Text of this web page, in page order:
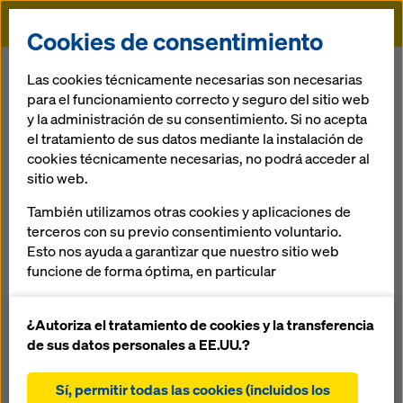
Doka
Edificio Pardo y
Aliaga
Perú
donde a Doka se le adjudicó los verticales de todo el
Cookies de consentimiento
Las cookies técnicamente necesarias son necesarias
para el funcionamiento correcto y seguro del sitio web
y la administración de su consentimiento. Si no acepta
el tratamiento de sus datos mediante la instalación de
cookies técnicamente necesarias, no podrá acceder al
sitio web.
También utilizamos otras cookies y aplicaciones de
terceros con su previo consentimiento voluntario.
Esto nos ayuda a garantizar que nuestro sitio web
funcione de forma óptima, en particular
nuestro sitio web (cookies funcionales y
estadísticas)
utilizar la tienda online de Doka (cookies
¿Autoriza el tratamiento de cookies y la transferencia
de sus datos personales a EE.UU.?
Sí, permitir todas las cookies (incluidos los